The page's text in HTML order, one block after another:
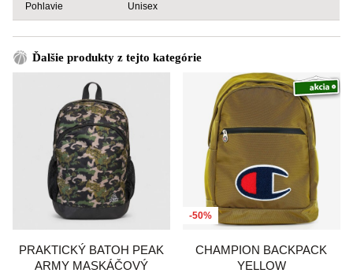
Pohlavie Unisex
Ďalšie produkty z tejto kategórie
PRAKTICKÝ BATOH PEAK
ARMY MASKÁČOVÝ
-50%
CHAMPION BACKPACK
YELLOW